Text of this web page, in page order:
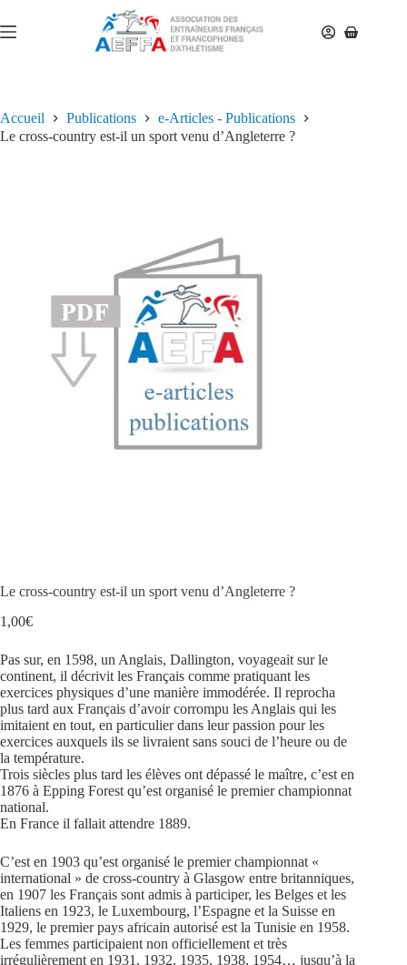
Accueil Publications
e-Articles - Publications
Le cross-country est-il un sport venu d’Angleterre ?
Le cross-country est-il un sport venu d’Angleterre ?
1,00€
Pas sur, en 1598, un Anglais, Dallington, voyageait sur le
continent, il décrivit les Français comme pratiquant les
exercices physiques d’une manière immodérée. Il reprocha
plus tard aux Français d’avoir corrompu les Anglais qui les
imitaient en tout, en particulier dans leur passion pour les
exercices auxquels ils se livraient sans souci de l’heure ou de
la température.
Trois siècles plus tard les élèves ont dépassé le maître, c’est en
1876 à Epping Forest qu’est organisé le premier championnat
national.
En France il fallait attendre 1889.
C’est en 1903 qu’est organisé le premier championnat «
international » de cross-country à Glasgow entre britanniques,
en 1907 les Français sont admis à participer, les Belges et les
Italiens en 1923, le Luxembourg, l’Espagne et la Suisse en
1929, le premier pays africain autorisé est la Tunisie en 1958.
Les femmes participaient non officiellement et très
irrégulièrement en 1931, 1932, 1935, 1938, 1954… jusqu’à la